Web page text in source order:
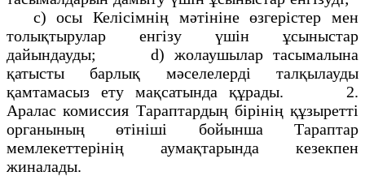
c) осы Келісімнің мәтініне өзгерістер мен
толықтырулар енгізу үшін ұсыныстар
дайындауды; d) жолаушылар тасымалына
қатысты барлық мәселелерді талқылауды
қамтамасыз ету мақсатында құрады. 2.
Аралас комиссия Тараптардың бірінің құзыретті
органының өтініші бойынша Тараптар
мемлекеттерінің аумақтарында кезекпен
жиналады.